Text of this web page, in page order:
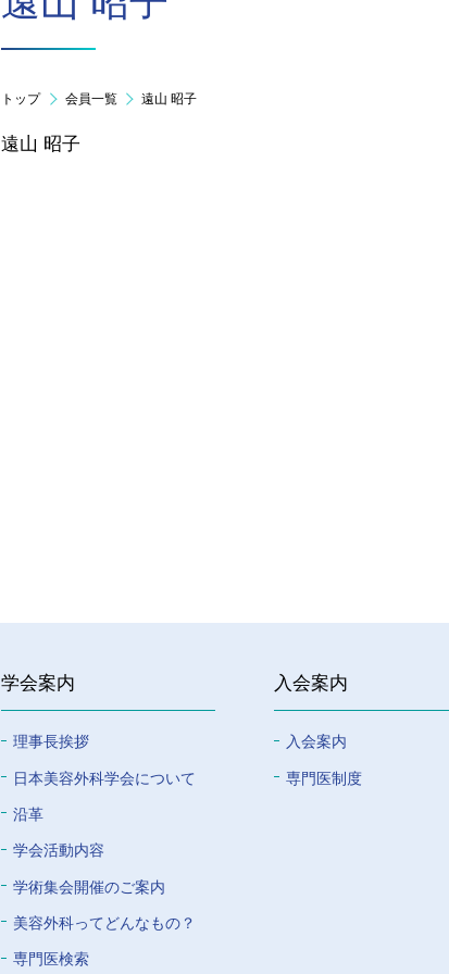
トップ 会員一覧 遠山 昭子
遠山 昭子
学会案内
理事長挨拶
⽇本美容外科学会について
沿革
学会活動内容
学術集会開催のご案内
美容外科ってどんなもの？
専門医検索
入会案内
入会案内
専門医制度